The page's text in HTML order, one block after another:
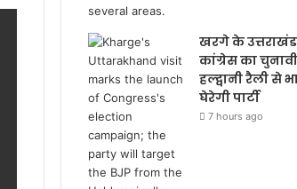
खरगे के उत्तराखंड
कांग्रेस का
हल्द्वानी रैली से
घेरेगी पार्टी
7 hours ago